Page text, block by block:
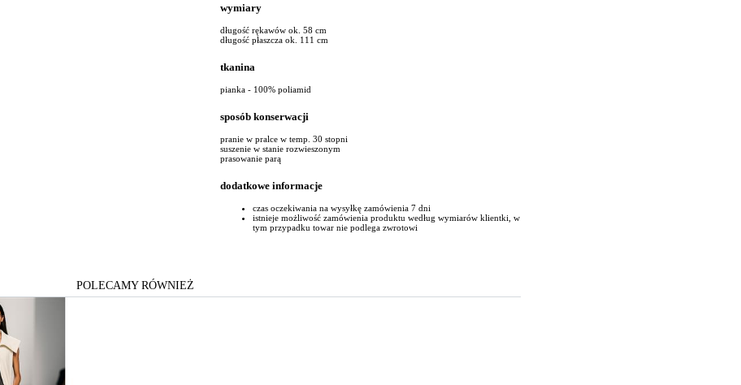
wymiary
długość rękawów ok. 58 cm
długość płaszcza ok. 111 cm
tkanina
pianka - 100% poliamid
sposób konserwacji
pranie w pralce w temp. 30 stopni
suszenie w stanie rozwieszonym
prasowanie parą
dodatkowe informacje
czas oczekiwania na wysyłkę zamówienia 7 dni
istnieje możliwość zamówienia produktu według wymiarów klientki, w
tym przypadku towar nie podlega zwrotowi
POLECAMY RÓWNIEŻ